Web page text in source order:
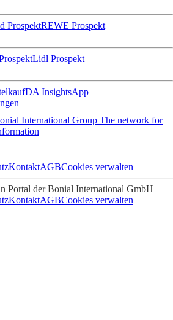
ProspektREWE Prospekt
Lidl Prospekt
kaufDA InsightsApp
International Group The network for
KontaktAGBCookies verwalten
Portal der Bonial International GmbH
KontaktAGBCookies verwalten